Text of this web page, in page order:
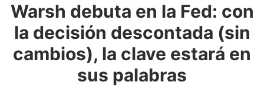
Warsh debuta en la Fed: con
la decisión descontada (sin
cambios), la clave estará en
sus palabras